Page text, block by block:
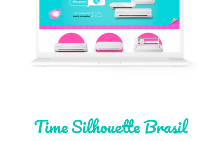
Time Silhouette Brasil
Léia Pastori
Thiara Ney